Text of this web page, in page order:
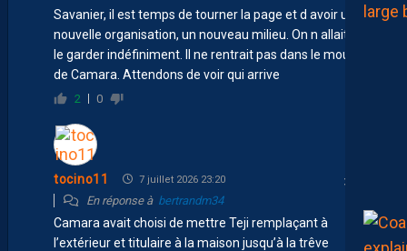
Savanier, il est temps de tourner la page et d avoir une
nouvelle organisation, un nouveau milieu. On n allait pas
le garder indéfiniment. Il ne rentrait pas dans le moule
de Camara. Attendons de voir qui arrive
2 0
tocino11 7 juillet 2026 23:20
En réponse à bertrandm34
Camara avait choisi de mettre Teji remplaçant à
l’extérieur et titulaire à la maison jusqu’à la trêve